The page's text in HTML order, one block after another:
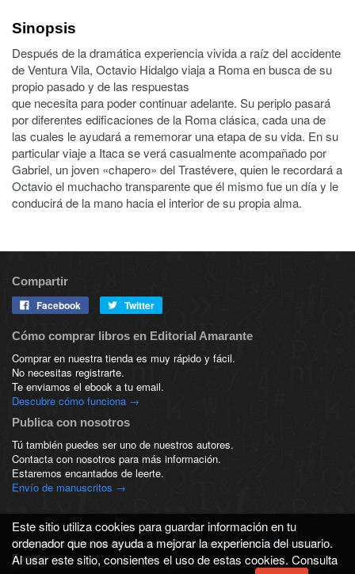
Sinopsis
Después de la dramática experiencia vivida a raíz del accidente
de Ventura Vila, Octavio Hidalgo viaja a Roma en busca de su
propio pasado y de las respuestas
que necesita para poder continuar adelante. Su periplo pasará
por diferentes edificaciones de la Roma clásica, cada una de
las cuales le ayudará a rememorar una etapa de su vida. En su
particular viaje a Itaca se verá casualmente acompañado por
Gabriel, un joven «chapero» del Trastévere, quien le recordará a
Octavio el muchacho transparente que él mismo fue un día y le
conducirá de la mano hacia el interior de su propia alma.
Compartir
Facebook Twitter
Cómo comprar libros en Editorial Amarante
Comprar en nuestra tienda es muy rápido y fácil.
No necesitas registrarte.
Te enviamos el ebook a tu email.
Descubre cómo funciona →
Publica con nosotros
Tú también puedes ser uno de nuestros autores.
Contacta con nosotros para más información.
Estaremos encantados de leerte.
Envío de manuscritos →
Copyright © Editorial Amarante — Es una empresa deITP— 2026 —
España
Este sitio utiliza cookies para guardar información en tu
ordenador que nos ayuda a mejorar la experiencia del usuario.
Al usar este sitio, consientes el uso de estas cookies. Consulta